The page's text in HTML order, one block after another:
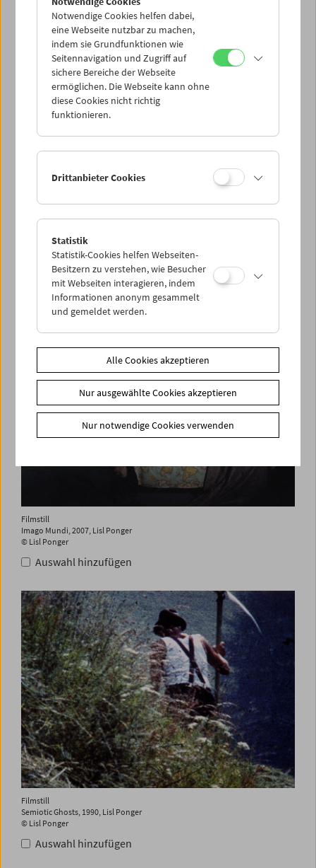
© Lisl Ponger
Auswahl hinzufügen
Filmstill
Imago Mundi, 2007, Lisl Ponger
© Lisl Ponger
Auswahl hinzufügen
Filmstill
Semiotic Ghosts, 1990, Lisl Ponger
© Lisl Ponger
Auswahl hinzufügen
Notwendige Cookies helfen dabei,
eine Webseite nutzbar zu machen,
indem sie Grundfunktionen wie
Seitennavigation und Zugriff auf
sichere Bereiche der Webseite
ermöglichen. Die Webseite kann ohne
diese Cookies nicht richtig
funktionieren.
Drittanbieter Cookies
Statistik
Statistik-Cookies helfen Webseiten-
Besitzern zu verstehen, wie Besucher
mit Webseiten interagieren, indem
Informationen anonym gesammelt
und gemeldet werden.
Alle Cookies akzeptieren
Nur ausgewählte Cookies akzeptieren
Nur notwendige Cookies verwenden